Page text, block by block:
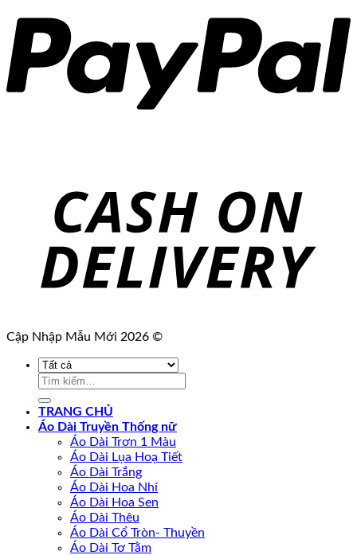
Cập Nhập Mẫu Mới 2026 ©
Tìm
TRANG CHỦ
Áo Dài Truyền Thống nữ
Áo Dài Trơn 1 Màu
Áo Dài Lụa Hoạ Tiết
Áo Dài Trắng
Áo Dài Hoa Nhí
Áo Dài Hoa Sen
Áo Dài Thêu
Áo Dài Cổ Tròn- Thuyền
Áo Dài Tơ Tằm